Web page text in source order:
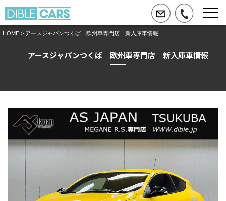
HOME > アースジャパンつくば 欧州車専門店 新入庫車情報
アースジャパンつくば 欧州車専門店 新入庫車情報